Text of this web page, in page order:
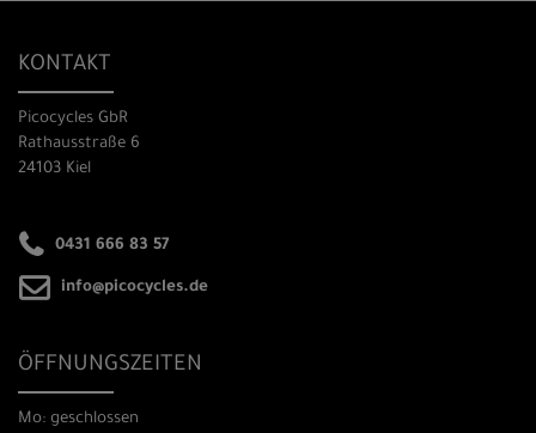
KONTAKT
Picocycles GbR
Rathausstraße 6
24103 Kiel
0431 666 83 57
info@picocycles.de
ÖFFNUNGSZEITEN
Mo: geschlossen